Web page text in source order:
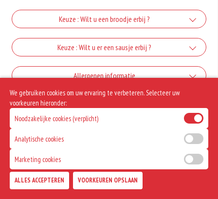
Keuze : Wilt u een broodje erbij ?
Broodje
+€0.50
Keuze : Wilt u er een sausje erbij ?
Mayonaise
+€0.30
+€0.30
Satesaus
Allergenen informatie
We gebruiken cookies om uw ervaring te verbeteren. Selecteer uw
voorkeuren hieronder:
Noodzakelijke cookies (verplicht)
Analytische cookies
Marketing cookies
ALLES ACCEPTEREN VOORKEUREN OPSLAAN